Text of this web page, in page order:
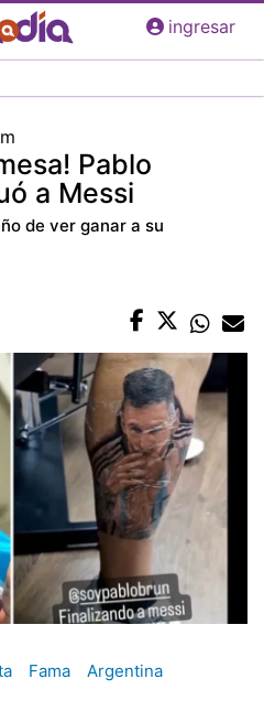
Pasar
al
principal
ingresar
Pablo
a Messi
de ver ganar a su
Fama
Argentina